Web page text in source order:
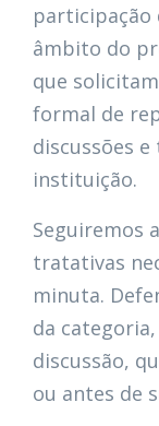
participação
âmbito do
que
formal de
discussões
instituição.
Seguiremos
tratativas
minuta.
da
discussão,
ou antes de